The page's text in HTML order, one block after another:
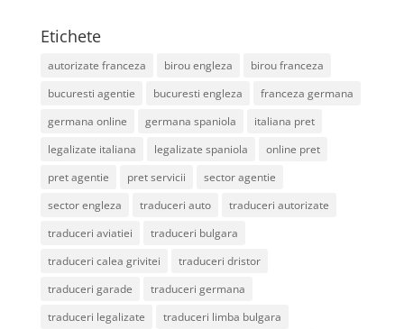
Etichete
autorizate franceza birou engleza
birou franceza
bucuresti agentie
bucuresti engleza
franceza germana
germana online
germana spaniola
italiana pret
legalizate italiana
legalizate spaniola
online pret
pret agentie
pret servicii
sector agentie
sector engleza
traduceri auto
traduceri autorizate
traduceri aviatiei
traduceri bulgara
traduceri calea grivitei
traduceri dristor
traduceri garade
traduceri germana
traduceri legalizate
traduceri limba bulgara